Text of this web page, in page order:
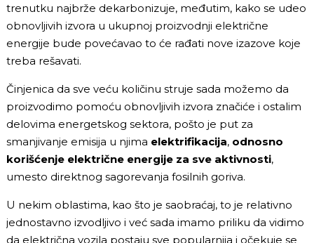
trenutku najbrže dekarbonizuje, međutim, kako se udeo
obnovljivih izvora u ukupnoj proizvodnji električne
energije bude povećavao to će rađati nove izazove koje
treba rešavati.
Činjenica da sve veću količinu struje sada možemo da
proizvodimo pomoću obnovljivih izvora značiće i ostalim
delovima energetskog sektora, pošto je put za
smanjivanje emisija u njima elektrifikacija, odnosno
korišćenje električne energije za sve aktivnosti,
umesto direktnog sagorevanja fosilnih goriva.
U nekim oblastima, kao što je saobraćaj, to je relativno
jednostavno izvodljivo i već sada imamo priliku da vidimo
da električna vozila postaju sve popularnija i očekuje se